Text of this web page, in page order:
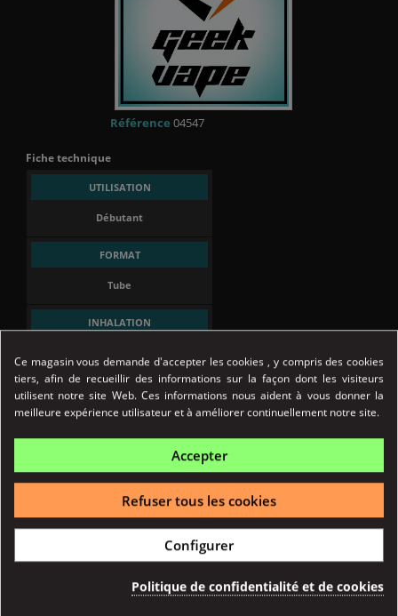
Référence 04547
Fiche technique
UTILISATION
Débutant
FORMAT
Tube
INHALATION
BATTERIE
Intégrée
1200 mAh
PUISSANCE MAX
DÉCLENCHEMENT
Ce magasin vous demande d'accepter les cookies , y compris des cookies
tiers, afin de recueillir des informations sur la façon dont les visiteurs
utilisent notre site Web. Ces informations nous aident à vous donner la
meilleure expérience utilisateur et à améliorer continuellement notre site.
Accepter
Refuser tous les cookies
Configurer
Politique de confidentialité et de cookies